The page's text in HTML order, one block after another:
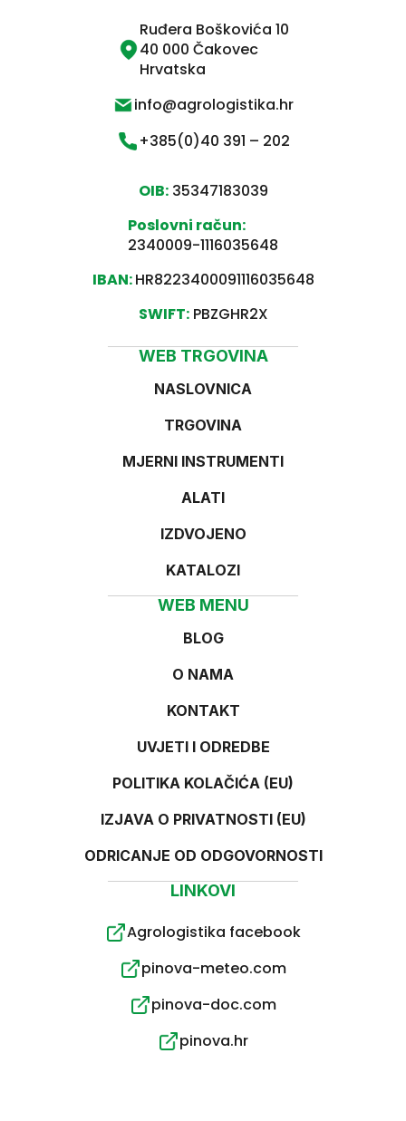
Ruđera Boškovića 10
40 000 Čakovec
Hrvatska
info@agrologistika.hr
+385(0)40 391 – 202
OIB:35347183039
Poslovni račun:
2340009-1116035648
IBAN:HR8223400091116035648
SWIFT:PBZGHR2X
LINKOVI
Agrologistika facebook
pinova-meteo.com
pinova-doc.com
pinova.hr
WEB TRGOVINA
NASLOVNICA
TRGOVINA
MJERNI INSTRUMENTI
ALATI
IZDVOJENO
KATALOZI
WEB MENU
BLOG
O NAMA
KONTAKT
UVJETI I ODREDBE
POLITIKA KOLAČIĆA (EU)
IZJAVA O PRIVATNOSTI (EU)
ODRICANJE OD ODGOVORNOSTI